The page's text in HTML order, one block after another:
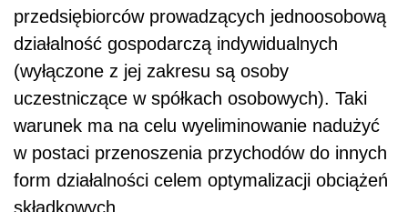
Polecamy: Kodeks pracy 2018.
Praktyczny komentarz z przykładami